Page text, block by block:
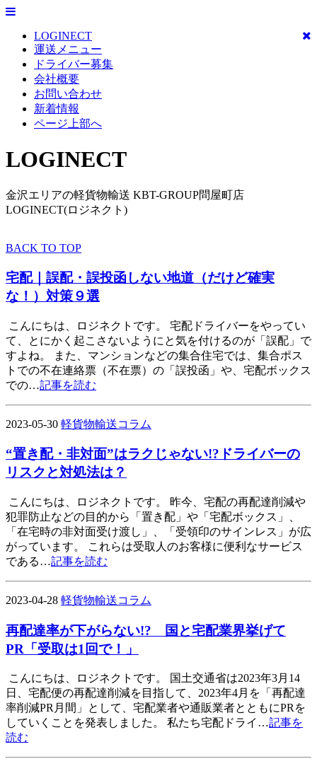
LOGINECT
運送メニュー
ドライバー募集
会社概要
お問い合わせ
新着情報
ページ上部へ
LOGINECT
金沢エリアの軽貨物輸送 KBT-GROUP問屋町店
LOGINECT(ロジネクト)
BACK TO TOP
宅配｜誤配・誤投函しない地道（だけど確実
な！）対策９選
こんにちは、ロジネクトです。 宅配ドライバーをやってい
て、とにかく起こさないようにと気を付けるのが「誤配」で
すよね。 また、マンションなどの集合住宅では、集合ポス
トでの不在連絡票（不在票）の「誤投函」や、宅配ボックス
での…記事を読む
2023-05-30 軽貨物輸送コラム
“置き配・非対面”はラクじゃない!?ドライバーの
リスクと対処法は？
こんにちは、ロジネクトです。 昨今、宅配の再配達削減や
犯罪防止などの目的から「置き配」や「宅配ボックス」、
「在宅時の非対面受け渡し」、「受領印のサインレス」が広
がっています。 これらは受取人のお客様に便利なサービス
である…記事を読む
2023-04-28 軽貨物輸送コラム
再配達率が下がらない!? 国と宅配業界挙げて
PR「受取は1回で！」
こんにちは、ロジネクトです。 国土交通省は2023年3月14
日、宅配便の再配達削減を目指して、2023年4月を「再配達
率削減PR月間」として、宅配業者や通販業者とともにPRを
していくことを発表しました。 私たち宅配ドライ…記事を
読む